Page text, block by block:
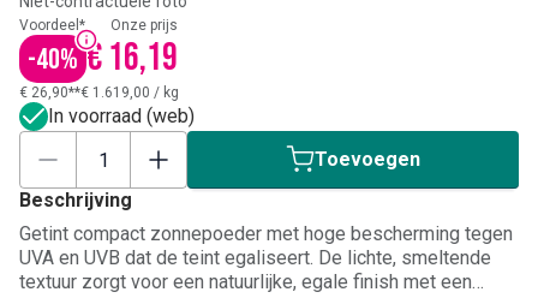
Voordeel*
-40%
Onze prijs
€ 16,19
€ 26,90**€ 1.619,00 / kg
In voorraad (web)
Toevoegen
Beschrijving
Getint compact zonnepoeder met hoge bescherming tegen
UVA en UVB dat de teint egaliseert. De lichte, smeltende
textuur zorgt voor een natuurlijke, egale finish met een